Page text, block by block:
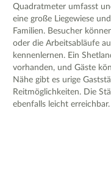
Quadratmeter umfasst
eine große Liegewiese
Familien. Besucher
oder die Arbeitsabläufe
kennenlernen. Ein
vorhanden, und Gäste
Nähe gibt es urige
Reitmöglichkeiten. Die
ebenfalls leicht erreichbar.